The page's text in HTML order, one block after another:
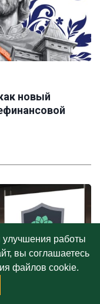
новый
шесть лет
работы
вы соглашаетесь
файлов cookie.